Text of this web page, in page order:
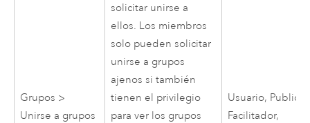
Grupos >
Unirse a grupos
solicitar unirse a
ellos. Los miembros
solo pueden solicitar
unirse a grupos
ajenos si también
tienen el privilegio
para ver los grupos
Usuario,
Facilitador,